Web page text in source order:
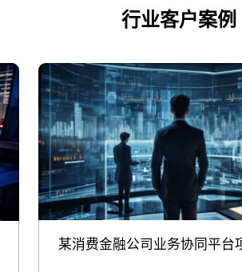
行业客户案例
某消费金融公司业务协同平台